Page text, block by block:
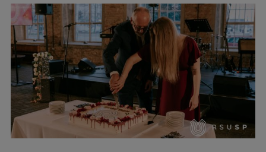
Mobile
galvenā
izvēlne
Studiju iespējas
Pamatstudiju programmas
Maģistra studiju programmas
Doktorantūra